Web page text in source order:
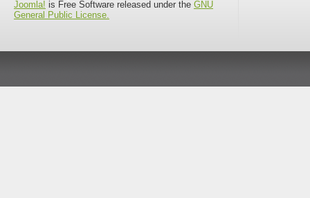
Joomla! is Free Software released under the GNU
General Public License.